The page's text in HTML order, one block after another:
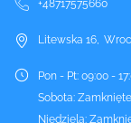
+48717575660
Litewska 16,
Pon - Pt: 09:00 -
Sobota: Zamknięte
Niedziela: